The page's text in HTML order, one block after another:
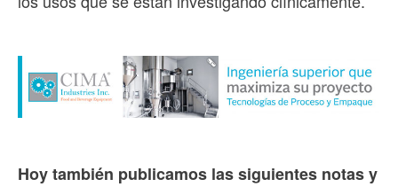
Hoy también publicamos las siguientes notas y